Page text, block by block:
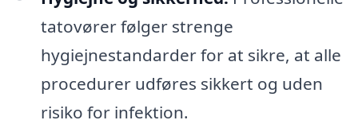
tatovører følger strenge
hygiejnestandarder for at sikre, at alle
procedurer udføres sikkert og uden
risiko for infektion.